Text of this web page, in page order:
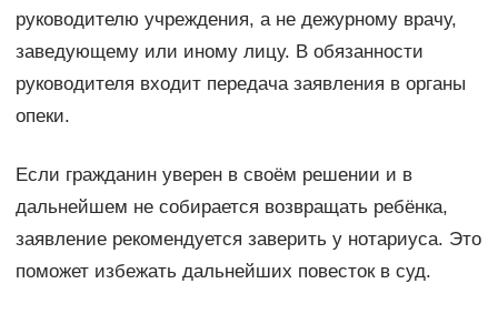
руководителю учреждения, а не дежурному врачу,
заведующему или иному лицу. В обязанности
руководителя входит передача заявления в органы
опеки.
Если гражданин уверен в своём решении и в
дальнейшем не собирается возвращать ребёнка,
заявление рекомендуется заверить у нотариуса. Это
поможет избежать дальнейших повесток в суд.